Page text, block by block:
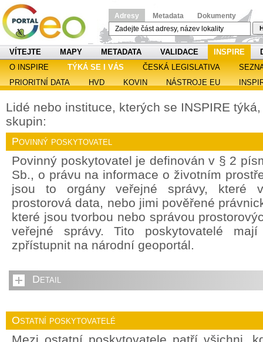
Adresy Metadata Dokumenty
VÍTEJTE MAPY METADATA VALIDACE INSPIRE
O INSPIRE
TÝKÁ SE I VÁS ČESKÁ LEGISLATIVA
PRIORITNÍ DATA
HVD KOVIN NÁSTROJE EU
Lidé nebo instituce, kterých se INSPIRE
skupin:
Povinný poskytovatel
Povinný poskytovatel je definován v § 2
Sb., o právu na informace o životním
jsou to orgány veřejné správy, které
prostorová data, nebo jimi pověřené
které jsou tvorbou nebo správou
veřejné správy. Tito poskytovatelé
zpřístupnit na národní geoportál.
Detail
Ostatní poskytovatelé